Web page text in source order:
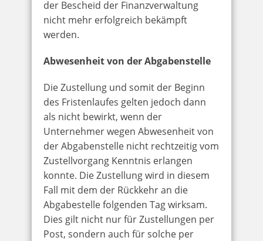
der Bescheid der Finanzverwaltung
nicht mehr erfolgreich bekämpft
werden.
Abwesenheit von der Abgabenstelle
Die Zustellung und somit der Beginn
des Fristenlaufes gelten jedoch dann
als nicht bewirkt, wenn der
Unternehmer wegen Abwesenheit von
der Abgabenstelle nicht rechtzeitig vom
Zustellvorgang Kenntnis erlangen
konnte. Die Zustellung wird in diesem
Fall mit dem der Rückkehr an die
Abgabestelle folgenden Tag wirksam.
Dies gilt nicht nur für Zustellungen per
Post, sondern auch für solche per